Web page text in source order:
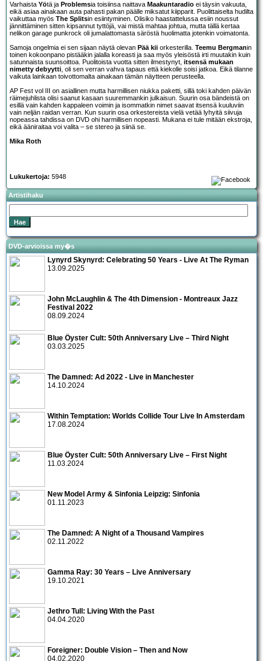
Varhaista Yötä ja Problemsia toisiinsa naittava Maakuntaradio ei täysin vakuuta,
eikä asiaa ainakaan auta pahasti pakan päälle miksatut kiipparit. Puolittaiselta hudilta
vaikuttaa myös The Splitsin esiintyminen. Olisiko haastattelussa esiin noussut
jännittäminen sitten kipsannut tyttöjä, vai mistä mahtaa johtua, mutta tällä kertaa
nelikon garage punkrock oli jumalattomasta säröstä huolimatta jotenkin voimatonta.
Samoja ongelmia ei sen sijaan näytä olevan Pää kii orkesterilla. Teemu Bergmanin
toinen kokoonpano pistääkin jalalla koreasti ja saa myös yleisöstä irti muutakin kuin
satunnaista suunsoittoa. Puolitoista vuotta sitten ilmestynyt, itsensä mukaan
nimetty debyytti, oli sen verran vahva tapaus että kiekolle soisi jatkoa. Eikä tilanne
vaikuta lainkaan toivottomalta ainakaan tämän näytteen perusteella.
AP Fest vol III on asiallinen mutta harmillisen niukka paketti, sillä toki kahden päivän
räimejuhlista olisi saanut kasaan suuremmankin julkaisun. Suurin osa bändeistä on
esillä vain kahden kappaleen voimin ja isommatkin nimet saavat itsensä kuuluviin
vain neljän raidan verran. Kun suurin osa orkestereista vielä vetää lyhyitä siivuja
nopeassa tahdissa on DVD ohi harmillisen nopeasti. Mukana ei tule mitään ekstroja,
eikä ääniraitaa voi valita – se stereo ja siinä se.
Mika Roth
Lukukertoja: 5948
Artistihaku
DVD-arvioissa my�s
Lynyrd Skynyrd: Celebrating 50 Years - Live At The Ryman
13.09.2025
John McLaughlin & The 4th Dimension - Montreaux Jazz
Festival 2022
08.09.2024
Blue Öyster Cult: 50th Anniversary Live – Third Night
03.03.2025
The Damned: Ad 2022 - Live in Manchester
14.10.2024
Within Temptation: Worlds Collide Tour Live In Amsterdam
17.08.2024
Blue Öyster Cult: 50th Anniversary Live – First Night
11.03.2024
New Model Army & Sinfonia Leipzig: Sinfonia
01.11.2023
The Damned: A Night of a Thousand Vampires
02.11.2022
Gamma Ray: 30 Years – Live Anniversary
19.10.2021
Jethro Tull: Living With the Past
04.04.2020
Foreigner: Double Vision – Then and Now
04.02.2020